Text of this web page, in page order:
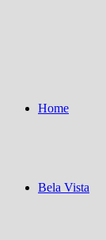
Home
Bela Vista